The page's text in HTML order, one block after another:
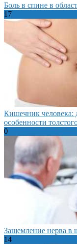
Боль в спине в
17
Кишечник человека:
особенности
0
Защемление нерва в
14